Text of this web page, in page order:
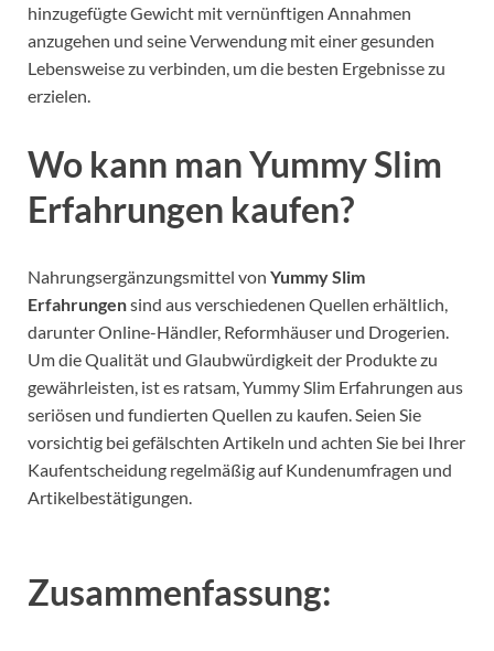
hinzugefügte Gewicht mit vernünftigen Annahmen
anzugehen und seine Verwendung mit einer gesunden
Lebensweise zu verbinden, um die besten Ergebnisse zu
erzielen.
Wo kann man Yummy Slim
Erfahrungen kaufen?
Nahrungsergänzungsmittel von Yummy Slim
Erfahrungensind aus verschiedenen Quellen erhältlich,
darunter Online-Händler, Reformhäuser und Drogerien.
Um die Qualität und Glaubwürdigkeit der Produkte zu
gewährleisten, ist es ratsam, Yummy Slim Erfahrungen aus
seriösen und fundierten Quellen zu kaufen.Seien Sie
vorsichtig bei gefälschten Artikeln und achten Sie bei Ihrer
Kaufentscheidung regelmäßig auf Kundenumfragen und
Artikelbestätigungen.
Zusammenfassung: